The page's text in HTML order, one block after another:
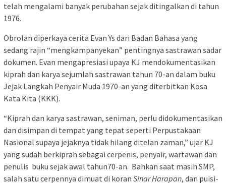
telah mengalami banyak perubahan sejak ditingalkan di tahun
1976.
Obrolan diperkaya cerita Evan Ys dari Badan Bahasa yang
sedang rajin “mengkampanyekan” pentingnya sastrawan sadar
dokumen. Evan mengapresiasi upaya KJ mendokumentasikan
kiprah dan karya sejumlah sastrawan tahun 70-an dalam buku
Jejak Langkah Penyair Muda 1970-an yang diterbitkan Kosa
Kata Kita (KKK).
“Kiprah dan karya sastrawan, seniman, perlu didokumentasikan
dan disimpan di tempat yang tepat seperti Perpustakaan
Nasional supaya jejaknya tidak hilang ditelan zaman,” ujar KJ
yang sudah berkiprah sebagai cerpenis, penyair, wartawan dan
penulis buku sejak awal tahun70-an. Bahkan saat masih SMP,
salah satu cerpennya dimuat di koran Sinar Harapan, dan puisi-